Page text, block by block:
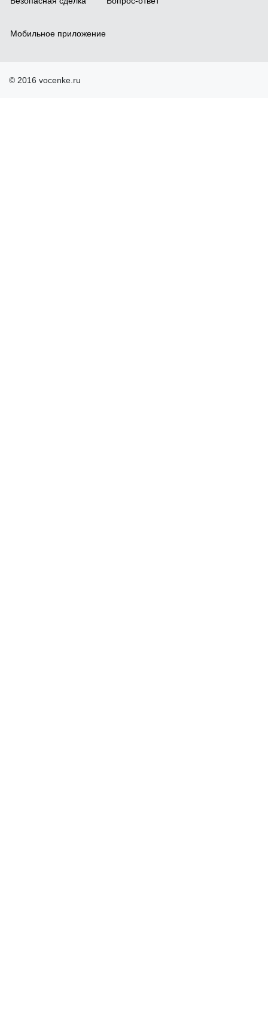
Мобильное приложение
© 2016 vocenke.ru